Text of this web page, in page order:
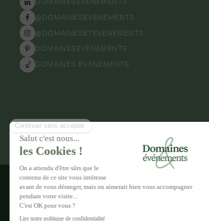
@DOMAINESEVENEMENTS
@DOMAINESETEVENEMENTS
DOMAINESEVENEMENTS
DOMAINES.EVENEMENTS
NOUS CONTACTER